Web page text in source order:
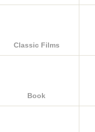
Classic Films
Book